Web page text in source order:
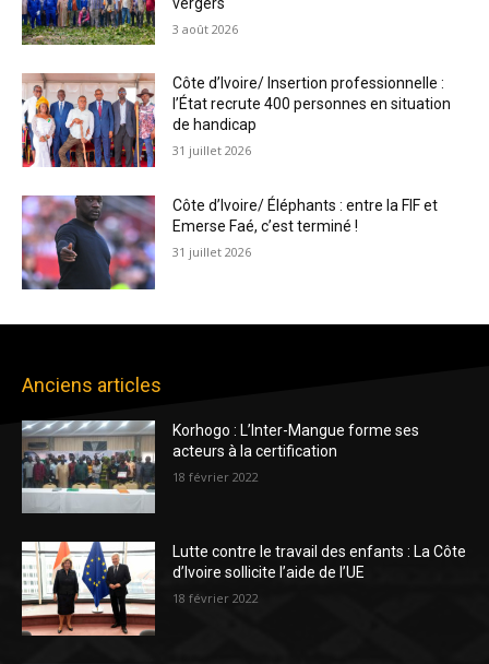
3 août 2026
Côte d’Ivoire/ Insertion professionnelle :
l’État recrute 400 personnes en situation
de handicap
31 juillet 2026
Côte d’Ivoire/ Éléphants : entre la FIF et
Emerse Faé, c’est terminé !
31 juillet 2026
Anciens articles
Korhogo : L’Inter-Mangue forme ses
acteurs à la certification
18 février 2022
Lutte contre le travail des enfants : La Côte
d’Ivoire sollicite l’aide de l’UE
18 février 2022